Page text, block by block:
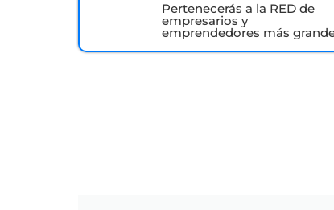
Pertenecerás a la RED de
empresarios y
emprendedores más